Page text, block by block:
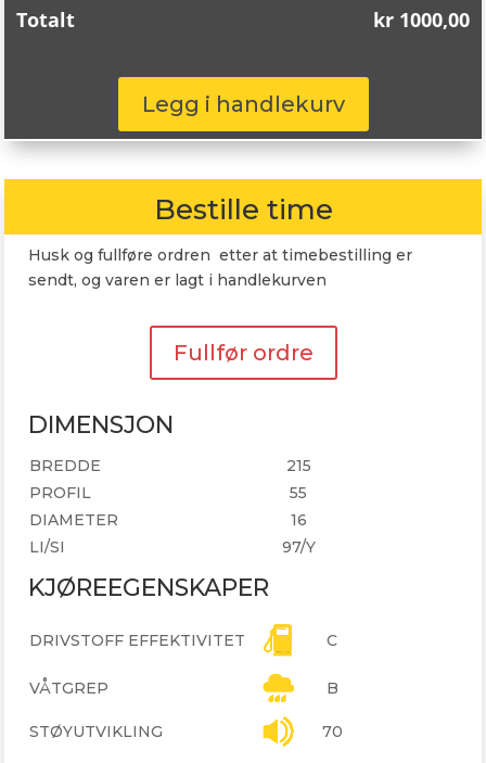
Totalt kr1000,00
Intensa
HP2
97Y
antall
Legg i handlekurv
Bestille time
Husk og fullføre ordren etter at timebestilling er
sendt, og varen er lagt i handlekurven
Fullfør ordre
DIMENSJON
BREDDE
215
PROFIL
55
DIAMETER
16
LI/SI
97/Y
KJØREEGENSKAPER
DRIVSTOFF EFFEKTIVITET C
VÅTGREP B
STØYUTVIKLING 70